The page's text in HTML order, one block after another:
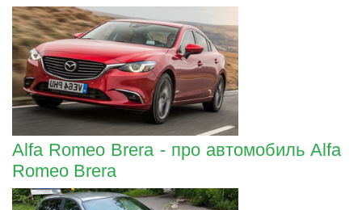
Alfa Romeo Brera - про автомобиль Alfa
Romeo Brera